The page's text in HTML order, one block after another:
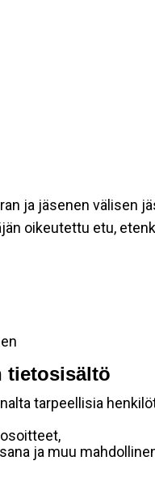
ja jäsenen välisen
oikeutettu etu,
tietosisältö
tarpeellisia
ja muu